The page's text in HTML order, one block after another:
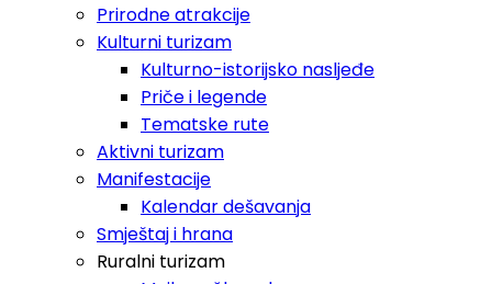
Prirodne atrakcije
Kulturni turizam
Kulturno-istorijsko nasljeđe
Priče i legende
Tematske rute
Aktivni turizam
Manifestacije
Kalendar dešavanja
Smještaj i hrana
Ruralni turizam